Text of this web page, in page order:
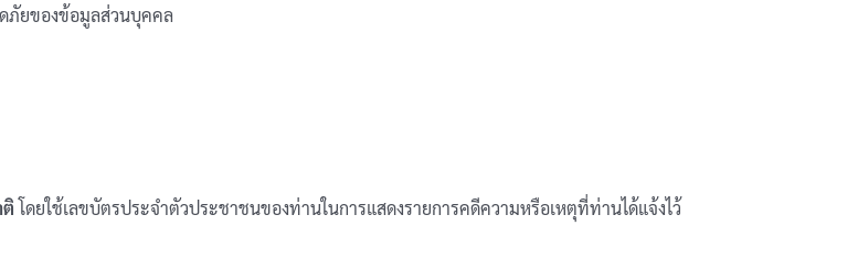
ของข้อมูลส่วนบุคคล
โดยใช้เลขบัตรประจำตัวประชาชนของท่านในการแสดงรายการคดีความหรือเหตุที่ท่านได้แจ้งไว้